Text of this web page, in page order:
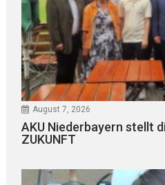
August 7, 2026
AKU Niederbayern stellt
ZUKUNFT